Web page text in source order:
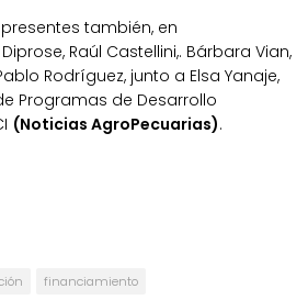
también, en
Raúl Castellini,. Bárbara Vian,
Rodríguez, junto a Elsa Yanaje,
Programas de Desarrollo
(Noticias AgroPecuarias).
financiamiento